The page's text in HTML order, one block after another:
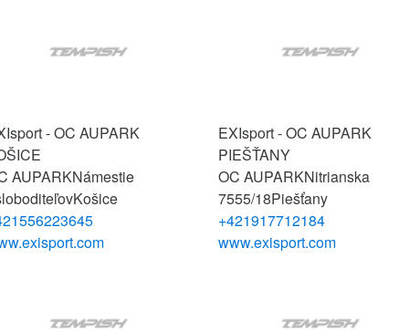
- OC AUPARK
AUPARKNámestie
Košice
EXIsport - OC AUPARK
PIEŠŤANY
OC AUPARKNitrianska
7555/18Piešťany
+421917712184
www.exisport.com